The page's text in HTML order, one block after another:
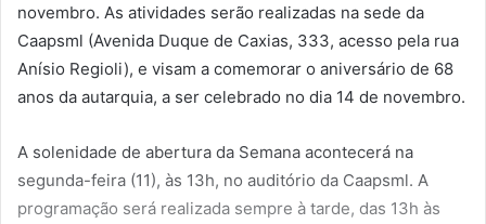
novembro. As atividades serão realizadas na sede da
Caapsml (Avenida Duque de Caxias, 333, acesso pela rua
Anísio Regioli), e visam a comemorar o aniversário de 68
anos da autarquia, a ser celebrado no dia 14 de novembro.
A solenidade de abertura da Semana acontecerá na
segunda-feira (11), às 13h, no auditório da Caapsml. A
programação será realizada sempre à tarde, das 13h às